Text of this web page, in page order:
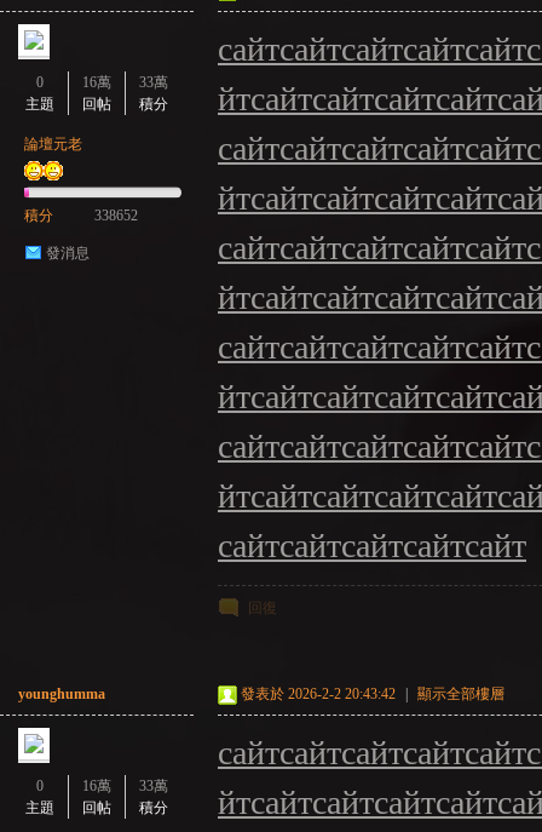
0
主題
16萬
回帖
33萬
積分
論壇元老
積分 338652
發消息
сайтсайтсайтсайтсайт
йтсайтсайтсайтсайт
сайтсайтсайтсайтсайт
йтсайтсайтсайтсайт
сайтсайтсайтсайтсайт
йтсайтсайтсайтсайт
сайтсайтсайтсайтсайт
йтсайтсайтсайтсайт
сайтсайтсайтсайтсайт
йтсайтсайтсайтсайт
сайтсайтсайтсайтсайт
回復
younghumma
0
主題
16萬
回帖
33萬
積分
發表於 2026-2-2 20:43:42 顯示全部樓層
сайтсайтсайтсайтсайт
йтсайтсайтсайтсайт